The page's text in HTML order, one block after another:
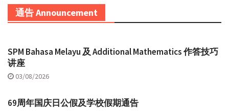
通告 Announcement
SPM Bahasa Melayu 及 Additional Mathematics 作答技巧
讲座
03/08/2026
69周年国庆日公假及学校假期通告